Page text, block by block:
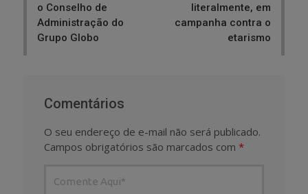
o Conselho de
Administração do
Grupo Globo
literalmente, em
campanha contra o
etarismo
Comentários
O seu endereço de e-mail não será publicado.
Campos obrigatórios são marcados com *